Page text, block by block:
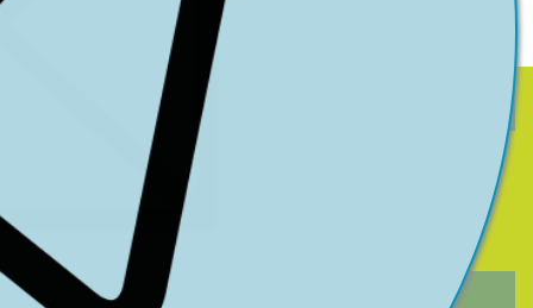
ПРО КОМПАНІЮ
Розкриття інформації про страхового посередника
Інформація для акціонерів та стейкхолдерів
Кар'єра у компанії
НА ДОПОМОГУ КЛІЄНТУ